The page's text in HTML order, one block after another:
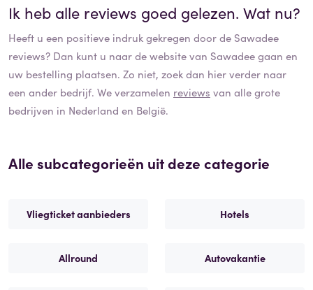
Ik heb alle reviews goed gelezen. Wat nu?
Heeft u een positieve indruk gekregen door de Sawadee
reviews? Dan kunt u naar de website van Sawadeegaan en
uw bestelling plaatsen. Zo niet, zoek dan hier verder naar
een ander bedrijf. We verzamelen reviews van alle grote
bedrijven in Nederland en België.
Alle subcategorieën uit deze categorie
Vliegticket aanbieders Hotels
Allround Autovakantie